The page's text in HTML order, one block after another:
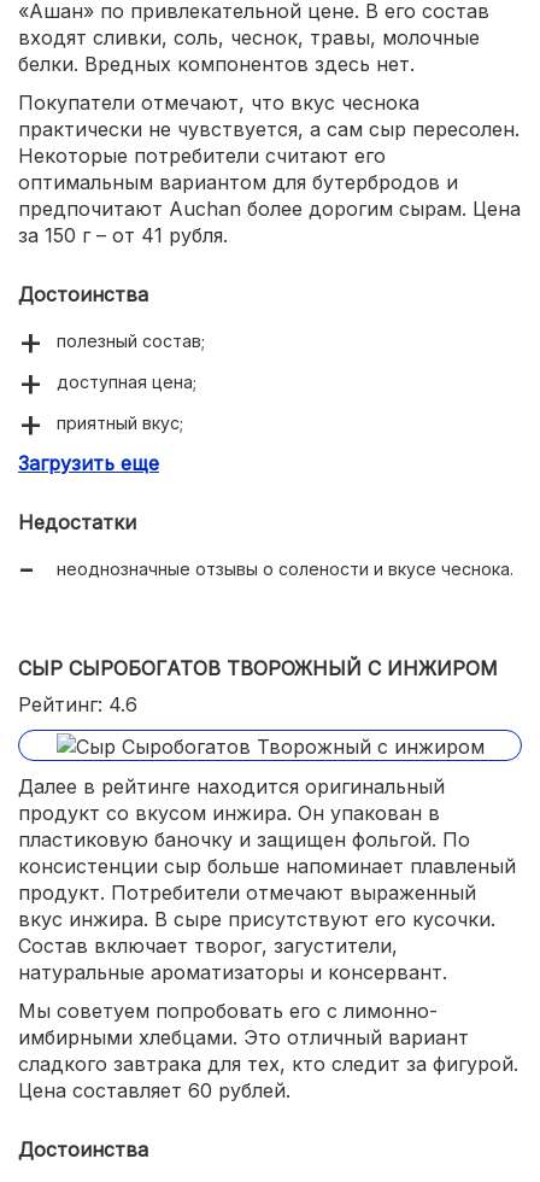
«Ашан» по привлекательной цене. В его состав
входят сливки, соль, чеснок, травы, молочные
белки. Вредных компонентов здесь нет.
Покупатели отмечают, что вкус чеснока
практически не чувствуется, а сам сыр пересолен.
Некоторые потребители считают его
оптимальным вариантом для бутербродов и
предпочитают Auchan более дорогим сырам. Цена
за 150 г – от 41 рубля.
Достоинства
полезный состав;
доступная цена;
приятный вкус;
нежная масса;
Загрузить еще
Недостатки
неоднозначные отзывы о солености и вкусе чеснока.
СЫР СЫРОБОГАТОВ ТВОРОЖНЫЙ С ИНЖИРОМ
Рейтинг: 4.6
Далее в рейтинге находится оригинальный
продукт со вкусом инжира. Он упакован в
пластиковую баночку и защищен фольгой. По
консистенции сыр больше напоминает плавленый
продукт. Потребители отмечают выраженный
вкус инжира. В сыре присутствуют его кусочки.
Состав включает творог, загустители,
натуральные ароматизаторы и консервант.
Мы советуем попробовать его с лимонно-
имбирными хлебцами. Это отличный вариант
сладкого завтрака для тех, кто следит за фигурой.
Цена составляет 60 рублей.
Достоинства